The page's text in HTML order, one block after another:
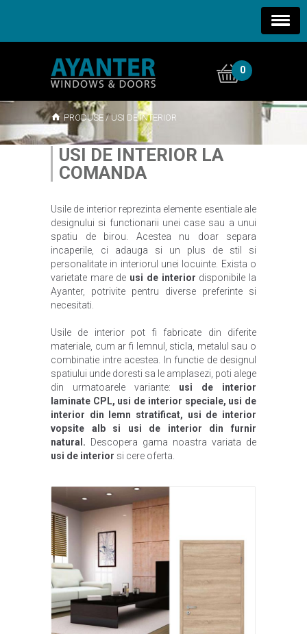
0
PRODUSE /USI DE INTERIOR
USI DE INTERIOR LA
COMANDA
Usile de interior reprezinta elemente esentiale ale
designului si functionarii unei case sau a unui
spatiu de birou. Acestea nu doar separa
incaperile, ci adauga si un plus de stil si
personalitate in interiorul unei locuinte. Exista o
varietate mare de usi de interior disponibile la
Ayanter, potrivite pentru diverse preferinte si
necesitati.
Usile de interior pot fi fabricate din diferite
materiale, cum ar fi lemnul, sticla, metalul sau o
combinatie intre acestea. In functie de designul
spatiului unde doresti sa le amplasezi, poti alege
din urmatoarele variante: usi de interior
laminate CPL, usi de interior speciale, usi de
interior din lemn stratificat, usi de interior
vopsite alb si usi de interior din furnir
natural. Descopera gama noastra variata de
usi de interior si cere oferta.